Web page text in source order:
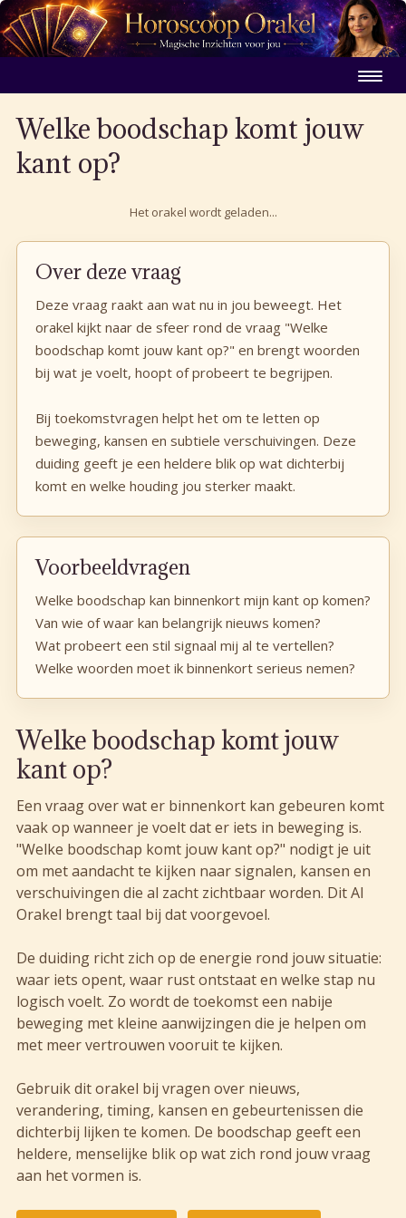
Welke boodschap komt jouw
kant op?
Het orakel wordt geladen...
Over deze vraag
Deze vraag raakt aan wat nu in jou beweegt. Het
orakel kijkt naar de sfeer rond de vraag "Welke
boodschap komt jouw kant op?" en brengt woorden
bij wat je voelt, hoopt of probeert te begrijpen.
Bij toekomstvragen helpt het om te letten op
beweging, kansen en subtiele verschuivingen. Deze
duiding geeft je een heldere blik op wat dichterbij
komt en welke houding jou sterker maakt.
Voorbeeldvragen
Welke boodschap kan binnenkort mijn kant op komen?
Van wie of waar kan belangrijk nieuws komen?
Wat probeert een stil signaal mij al te vertellen?
Welke woorden moet ik binnenkort serieus nemen?
Welke boodschap komt jouw
kant op?
Een vraag over wat er binnenkort kan gebeuren komt
vaak op wanneer je voelt dat er iets in beweging is.
"Welke boodschap komt jouw kant op?" nodigt je uit
om met aandacht te kijken naar signalen, kansen en
verschuivingen die al zacht zichtbaar worden. Dit AI
Orakel brengt taal bij dat voorgevoel.
De duiding richt zich op de energie rond jouw situatie:
waar iets opent, waar rust ontstaat en welke stap nu
logisch voelt. Zo wordt de toekomst een nabije
beweging met kleine aanwijzingen die je helpen om
met meer vertrouwen vooruit te kijken.
Gebruik dit orakel bij vragen over nieuws,
verandering, timing, kansen en gebeurtenissen die
dichterbij lijken te komen. De boodschap geeft een
heldere, menselijke blik op wat zich rond jouw vraag
aan het vormen is.